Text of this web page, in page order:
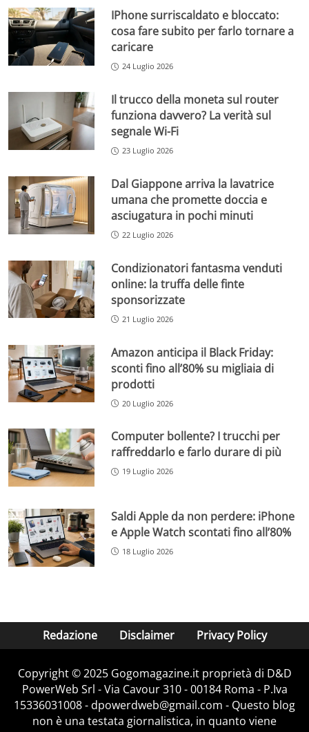
IPhone surriscaldato e bloccato:
cosa fare subito per farlo tornare a
caricare
24 Luglio 2026
Il trucco della moneta sul router
funziona davvero? La verità sul
segnale Wi-Fi
23 Luglio 2026
Dal Giappone arriva la lavatrice
umana che promette doccia e
asciugatura in pochi minuti
22 Luglio 2026
Condizionatori fantasma venduti
online: la truffa delle finte
sponsorizzate
21 Luglio 2026
Amazon anticipa il Black Friday:
sconti fino all’80% su migliaia di
prodotti
20 Luglio 2026
Computer bollente? I trucchi per
raffreddarlo e farlo durare di più
19 Luglio 2026
Saldi Apple da non perdere: iPhone
e Apple Watch scontati fino all’80%
18 Luglio 2026
Redazione Disclaimer Privacy Policy
Copyright © 2025 Gogomagazine.it proprietà di D&D
PowerWeb Srl - Via Cavour 310 - 00184 Roma - P.Iva
15336031008 - dpowerdweb@gmail.com - Questo blog
non è una testata giornalistica, in quanto viene